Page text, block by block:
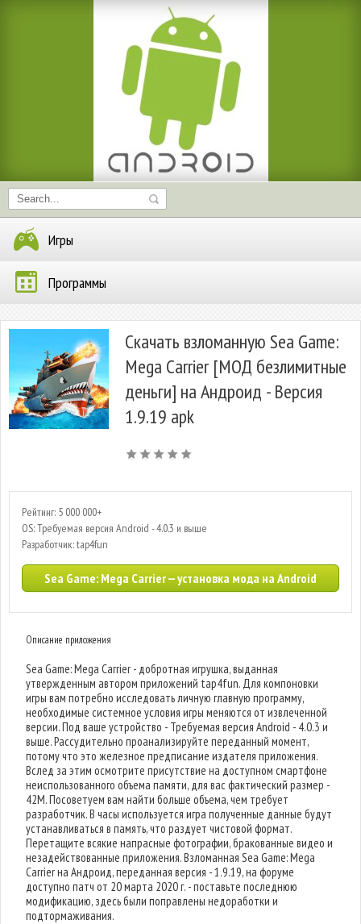
Игры
Программы
Скачать взломанную Sea Game:
Mega Carrier [МОД безлимитные
деньги] на Андроид - Версия
1.9.19 apk
Рейтинг: 5 000 000+
OS: Требуемая версия Android - 4.0.3 и выше
Разработчик: tap4fun
Sea Game: Mega Carrier — установка мода на Android
Описание приложения
Sea Game: Mega Carrier - добротная игрушка, выданная
утвержденным автором приложений tap4fun. Для компоновки
игры вам потребно исследовать личную главную программу,
необходимые системное условия игры меняются от извлеченной
версии. Под ваше устройство - Требуемая версия Android - 4.0.3 и
выше. Рассудительно проанализируйте переданный момент,
потому что это железное предписание издателя приложения.
Вслед за этим осмотрите присутствие на доступном смартфоне
неиспользованного объема памяти, для вас фактический размер -
42M. Посоветуем вам найти больше объема, чем требует
разработчик. В часы используется игра полученные данные будут
устанавливаться в память, что раздует чистовой формат.
Перетащите всякие напрасные фотографии, бракованные видео и
незадействованные приложения. Взломанная Sea Game: Mega
Carrier на Андроид, переданная версия - 1.9.19, на форуме
доступно патч от 20 марта 2020 г. - поставьте последнюю
модификацию, здесь были поправлены недоработки и
подтормаживания.